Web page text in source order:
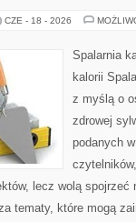
CZE - 18 - 2026
Spalarnia
kalorii
z myślą o
zdrowej
podanych
lecz wolą
tematy, które mogą